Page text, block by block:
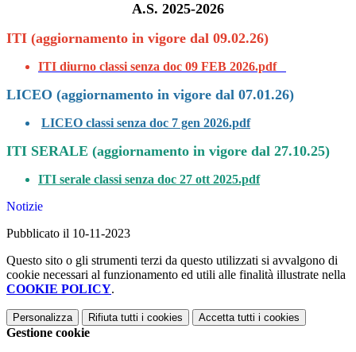
A.S. 2025-2026
ITI (aggiornamento in vigore dal 09.02.26)
ITI diurno classi senza doc 09 FEB 2026.pdf
LICEO (aggiornamento in vigore dal 07.01.26)
LICEO classi senza doc 7 gen 2026.pdf
ITI SERALE (aggiornamento in vigore dal 27.10.25)
ITI serale classi senza doc 27 ott 2025.pdf
Notizie
Pubblicato il 10-11-2023
Questo sito o gli strumenti terzi da questo utilizzati si avvalgono di
cookie necessari al funzionamento ed utili alle finalità illustrate nella
COOKIE POLICY.
Personalizza Rifiuta tutti i cookies Accetta tutti i cookies
Gestione cookie